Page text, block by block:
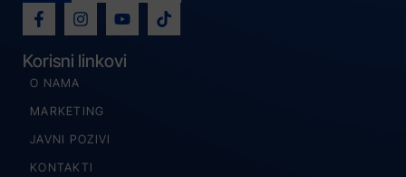
Korisni linkovi
O NAMA
MARKETING
JAVNI POZIVI
KONTAKTI